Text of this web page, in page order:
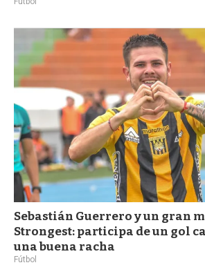
Sebastián Guerrero y un gran
Strongest: participa de un gol
una buena racha
Fútbol